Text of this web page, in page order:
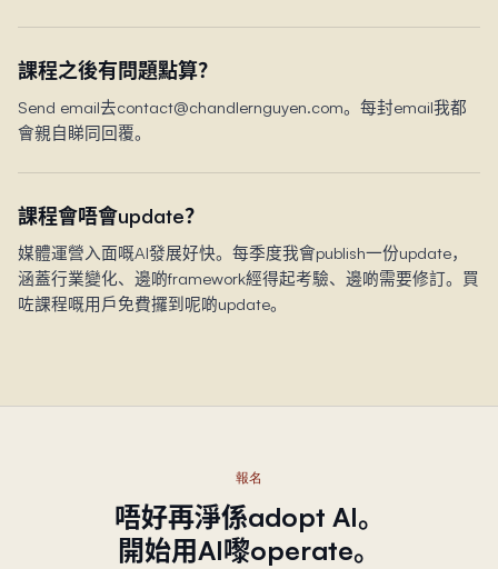
課程之後有問題點算？
Send email去contact@chandlernguyen.com。每封email我都
會親自睇同回覆。
課程會唔會update？
媒體運營入面嘅AI發展好快。每季度我會publish一份update，
涵蓋行業變化、邊啲framework經得起考驗、邊啲需要修訂。買
咗課程嘅用戶免費攞到呢啲update。
報名
唔好再淨係adopt AI。
開始用AI嚟operate。